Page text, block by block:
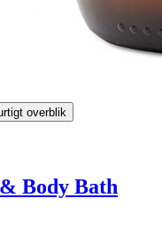
overblik
Body Bath